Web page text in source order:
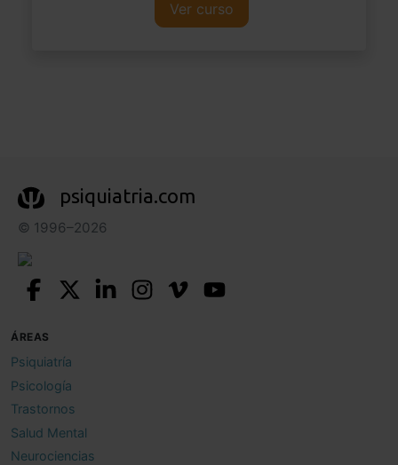
Ver curso
psiquiatria.com
© 1996–2026
ÁREAS
Psiquiatría
Psicología
Trastornos
Salud Mental
Neurociencias